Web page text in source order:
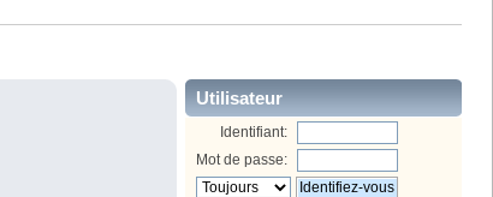
Utilisateur
Identifiant:
Mot de passe: